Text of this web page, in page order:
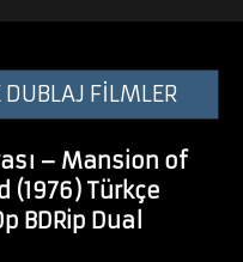
DUBLAJ FİLMLER
– Mansion of
(1976) Türkçe
BDRip Dual